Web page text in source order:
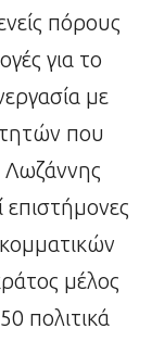
πόρους
για το
με
που
Λωζάννης
επιστήμονες
μέλος
πολιτικά